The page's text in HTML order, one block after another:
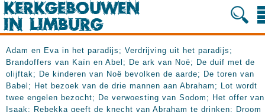
Adam en Eva in het paradijs; Verdrijving uit het paradijs;
Brandoffers van Kaïn en Abel; De ark van Noë; De duif met de
olijftak; De kinderen van Noë bevolken de aarde; De toren van
Babel; Het bezoek van de drie mannen aan Abraham; Lot wordt
twee engelen bezocht; De verwoesting van Sodom; Het offer van
Isaak; Rebekka geeft de knecht van Abraham te drinken; Droom